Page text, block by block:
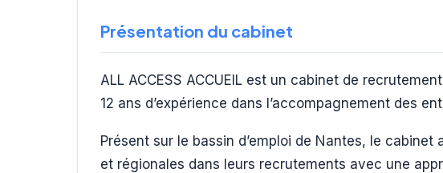
Présentation du cabinet
ALL ACCESS ACCUEIL est un cabinet de
12 ans d’expérience dans l’accompagnement des
Présent sur le bassin d’emploi de Nantes, le
et régionales dans leurs recrutements avec une